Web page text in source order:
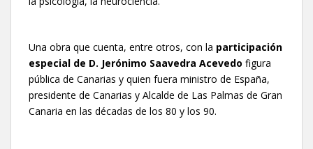
Una obra que cuenta, entre otros, con la participación
especial de D. Jerónimo Saavedra Acevedo figura
pública de Canarias y quien fuera ministro de España,
presidente de Canarias y Alcalde de Las Palmas de Gran
Canaria en las décadas de los 80 y los 90.